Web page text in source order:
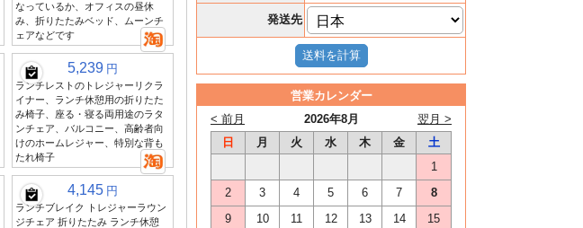
なっているか、オフィスの昼休
み、折りたたみベッド、ムーンチ
ェアなどです
5,239 円
ランチレストのトレジャーリクラ
イナー、ランチ休憩用の折りたた
み椅子、座る・寝る両用途のラタ
ンチェア、バルコニー、高齢者向
けのホームレジャー、特別な背も
たれ椅子
4,145 円
ランチブレイク トレジャーラウン
ジチェア 折りたたみ ランチ休憩
発送先
営業カレンダー
2026年8月
< 前月
翌月 >
日
月 火 水 木 金
土
1
2
3 4 5 6 7
8
9
10 11 12 13 14
15